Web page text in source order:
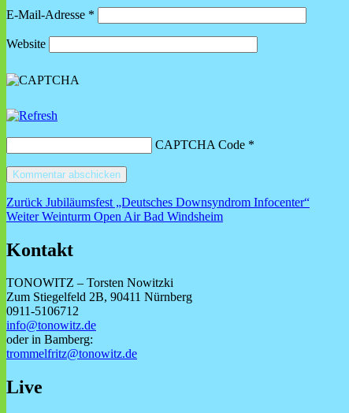
E-Mail-Adresse *
Website
CAPTCHA Code *
Beitragsnavigation
Zurück Vorheriger
Beitrag:
Jubiläumsfest „Deutsches Downsyndrom Infocenter“
Weiter Nächster
Weinturm Open Air Bad Windsheim
Kontakt
TONOWITZ – Torsten Nowitzki
Zum Stiegelfeld 2B, 90411 Nürnberg
0911-5106712
info@tonowitz.de
oder in Bamberg:
trommelfritz@tonowitz.de
Live